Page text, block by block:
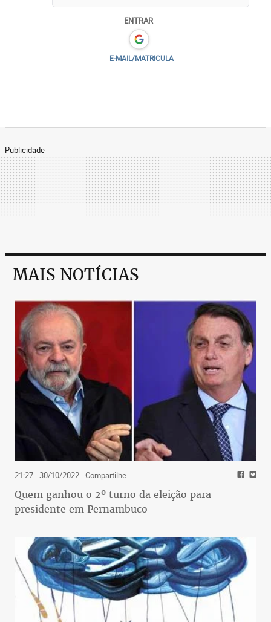
ENTRAR
E-MAIL/MATRICULA
Publicidade
MAIS NOTÍCIAS
21:27 - 30/10/2022- Compartilhe
Quem ganhou o 2º turno da eleição para
presidente em Pernambuco